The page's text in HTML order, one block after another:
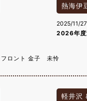
熱海伊
2025/11/27
2026年度
フロント 金子 未怜
軽井沢